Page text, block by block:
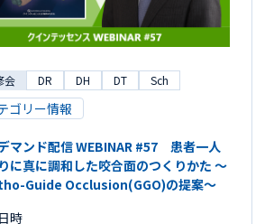
会 DR DH DT Sch
ゴリー情報
マンド配信 WEBINAR #57 患者一人
に真に調和した咬合面のつくりかた ～
Guide Occlusion(GGO)の提案～
時